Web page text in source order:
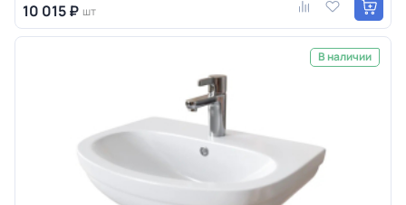
10 015 ₽ шт
В наличии